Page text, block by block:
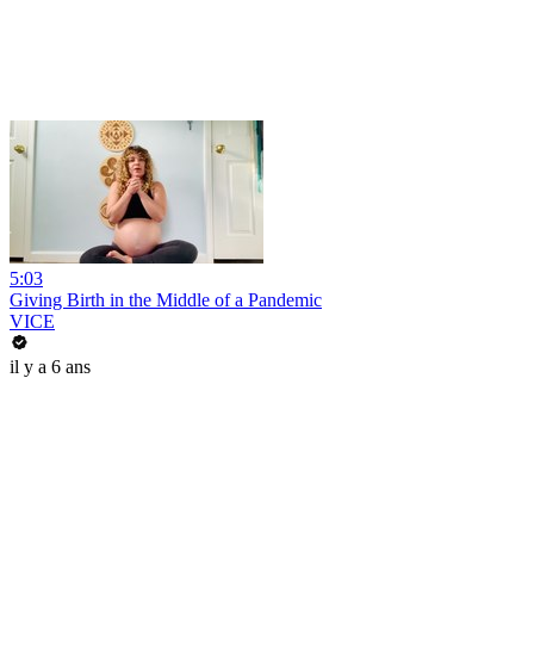
5:03
Giving Birth in the Middle of a Pandemic
VICE
il y a 6 ans